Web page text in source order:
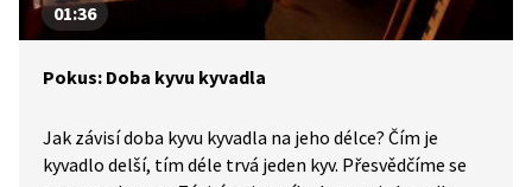
01:36
Pokus: Doba kyvu kyvadla
Jak závisí doba kyvu kyvadla na jeho délce? Čím je
kyvadlo delší, tím déle trvá jeden kyv. Přesvědčíme se